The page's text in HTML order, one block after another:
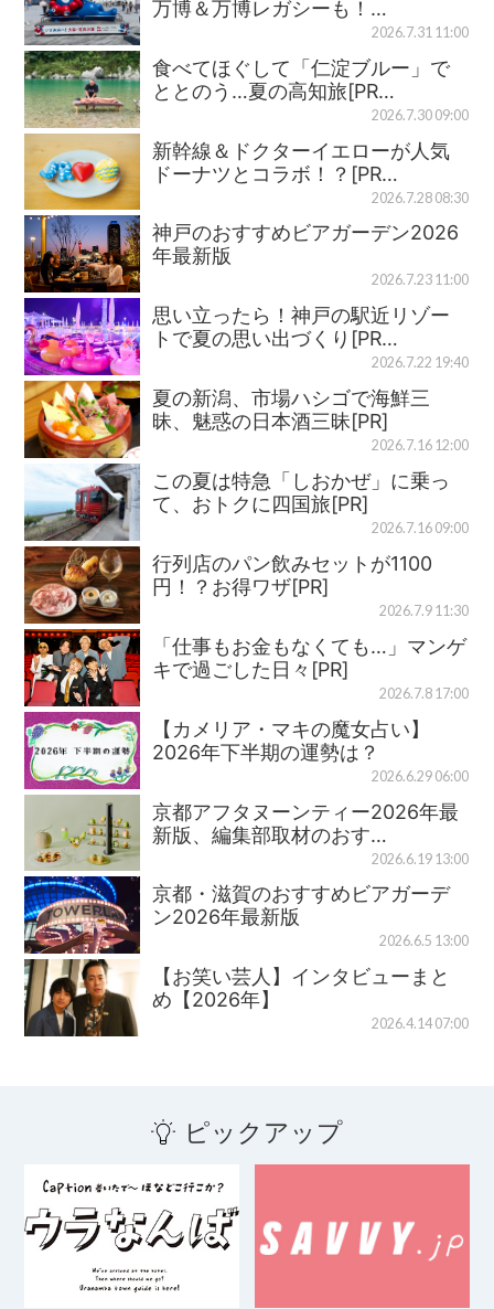
万博＆万博レガシーも！…
2026.7.31 11:00
食べてほぐして「仁淀ブルー」で
ととのう…夏の高知旅[PR…
2026.7.30 09:00
新幹線＆ドクターイエローが人気
ドーナツとコラボ！？[PR…
2026.7.28 08:30
神戸のおすすめビアガーデン2026
年最新版
2026.7.23 11:00
思い立ったら！神戸の駅近リゾー
トで夏の思い出づくり[PR…
2026.7.22 19:40
夏の新潟、市場ハシゴで海鮮三
昧、魅惑の日本酒三昧[PR]
2026.7.16 12:00
この夏は特急「しおかぜ」に乗っ
て、おトクに四国旅[PR]
2026.7.16 09:00
行列店のパン飲みセットが1100
円！？お得ワザ[PR]
2026.7.9 11:30
「仕事もお金もなくても…」マンゲ
キで過ごした日々[PR]
2026.7.8 17:00
【カメリア・マキの魔女占い】
2026年下半期の運勢は？
2026.6.29 06:00
京都アフタヌーンティー2026年最
新版、編集部取材のおす…
2026.6.19 13:00
京都・滋賀のおすすめビアガーデ
ン2026年最新版
2026.6.5 13:00
【お笑い芸人】インタビューまと
め【2026年】
2026.4.14 07:00
ピックアップ